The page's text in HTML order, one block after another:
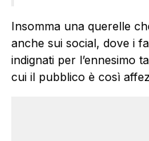
Insomma una querelle
anche sui social, dove i
indignati per l’ennesimo
cui il pubblico è così